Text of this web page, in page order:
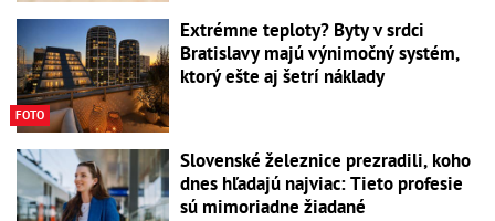
FOTO
Extrémne teploty? Byty v srdci
Bratislavy majú výnimočný systém,
ktorý ešte aj šetrí náklady
Slovenské železnice prezradili, koho
dnes hľadajú najviac: Tieto profesie
sú mimoriadne žiadané